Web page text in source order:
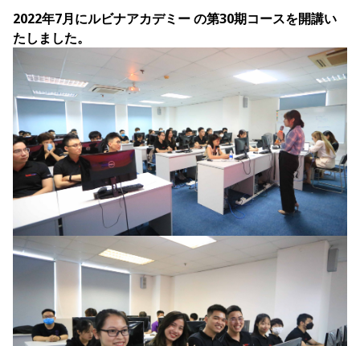
2022年7月にルビナアカデミー の第30期コースを開講い
たしました。